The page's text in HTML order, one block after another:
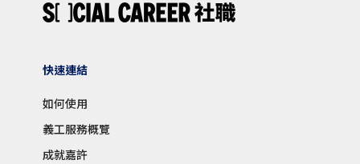
快速連結
如何使用
義工服務概覽
成就嘉許